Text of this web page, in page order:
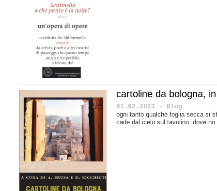
cartoline da bologna,
01.02.2023 - Blog
ogni tanto qualche foglia secca si
cade dal cielo sul tavolino. dove